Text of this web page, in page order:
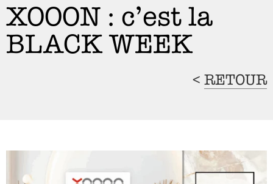
XOOON : c’est la
BLACK WEEK
< RETOUR